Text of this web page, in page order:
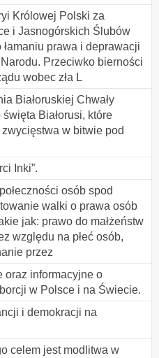
Królowej Polski za
i Jasnogórskich Ślubów
prawa i deprawacji
Przeciwko bierności
wobec zła L
Białoruskiej Chwały
Białorusi, które
w bitwie pod
Inki”.
osób spod
walki o prawa osób
jak: prawo do małżeństw
względu na płeć osób,
przez
oraz informacyjne o
w Polsce i na Świecie.
i demokracji na
celem jest modlitwa w